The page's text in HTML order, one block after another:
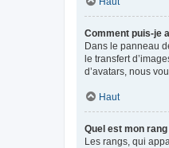
Comment puis-je
Dans le panneau
le transfert
d’avatars, nous
Haut
Quel est mon
Les rangs, qui